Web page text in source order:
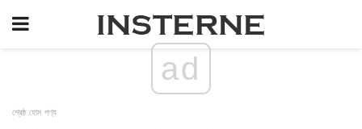
ad
শ্রেষ্ঠ হোম পণ্য